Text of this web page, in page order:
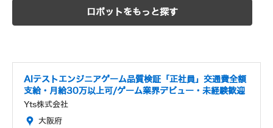
ロボットをもっと探す
AIテストエンジニアゲーム品質検証「正社員」交通費全額
支給・月給30万以上可/ゲーム業界デビュー・未経験歓迎
Yts株式会社
大阪府